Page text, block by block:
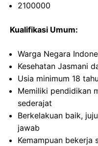
2100000
Kualifikasi Umum:
Warga Negara
Kesehatan Jasmani
Usia minimum 18
Memiliki pendidikan
sederajat
Berkelakuan baik,
jawab
Kemampuan bekerja